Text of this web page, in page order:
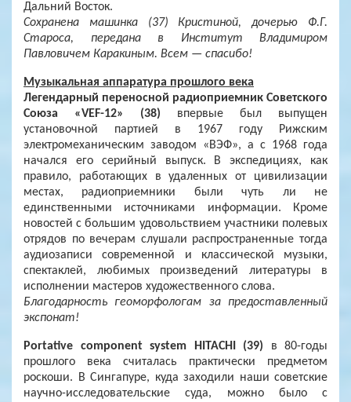
Дальний Восток.
Сохранена машинка (37) Кристиной, дочерью Ф.Г.
Староса, передана в Институт Владимиром
Павловичем Каракиным. Всем — спасибо!
Музыкальная аппаратура прошлого века
Легендарный переносной радиоприемник Советского
Союза «VEF-12» (38) впервые был выпущен
установочной партией в 1967 году Рижским
электромеханическим заводом «ВЭФ», а с 1968 года
начался его серийный выпуск. В экспедициях, как
правило, работающих в удаленных от цивилизации
местах, радиоприемники были чуть ли не
единственными источниками информации. Кроме
новостей с большим удовольствием участники полевых
отрядов по вечерам слушали распространенные тогда
аудиозаписи современной и классической музыки,
спектаклей, любимых произведений литературы в
исполнении мастеров художественного слова.
Благодарность геоморфологам за предоставленный
экспонат!
Portative component system HITACHI (39) в 80-годы
прошлого века считалась практически предметом
роскоши. В Сингапуре, куда заходили наши советские
научно-исследовательские суда, можно было с